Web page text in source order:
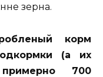
зерна.
корм
(а их
700